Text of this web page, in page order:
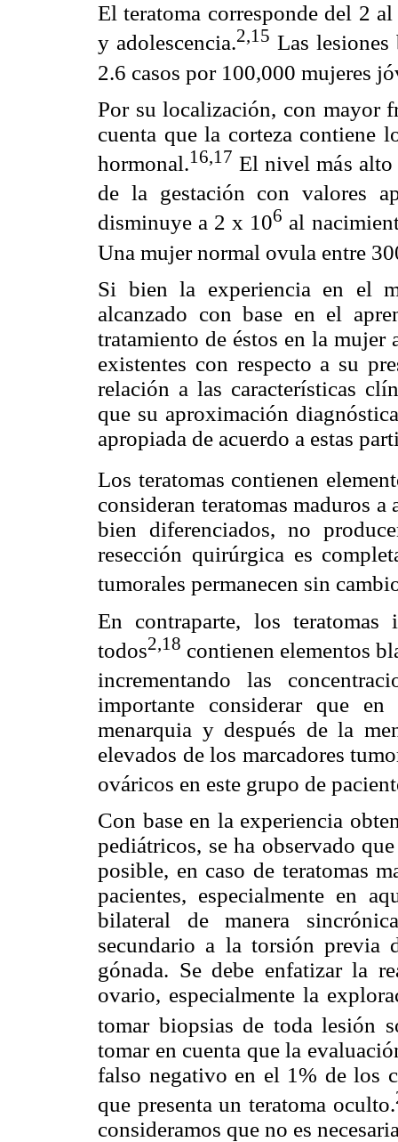
El teratoma corresponde del 2
y adolescencia.2,15 Las
2.6 casos por 100,000 mujeres
Por su localización, con mayor
cuenta que la corteza contiene
hormonal.16,17 El nivel más alto
de la gestación con valores
disminuye a 2 x 106 al
Una mujer normal ovula entre
Si bien la experiencia en el
alcanzado con base en el
tratamiento de éstos en la mujer
existentes con respecto a su
relación a las características
que su aproximación
apropiada de acuerdo a estas
Los teratomas contienen
consideran teratomas maduros
bien diferenciados, no
resección quirúrgica es
tumorales permanecen sin
En contraparte, los
todos2,18 contienen elementos
incrementando las
importante considerar que
menarquia y después de la
elevados de los marcadores
ováricos en este grupo de
Con base en la experiencia
pediátricos, se ha observado
posible, en caso de teratomas
pacientes, especialmente en
bilateral de manera
secundario a la torsión previa
gónada. Se debe enfatizar la
ovario, especialmente la
tomar biopsias de toda lesión
tomar en cuenta que la
falso negativo en el 1% de los
que presenta un teratoma oculto.
consideramos que no es